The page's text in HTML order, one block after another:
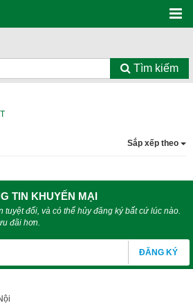
Tìm kiếm
Sắp xếp theo
TIN KHUYẾN MẠI
tuyệt đối, và có thể hủy đăng ký bất cứ lúc nào.
đãi hơn.
ĐĂNG KÝ